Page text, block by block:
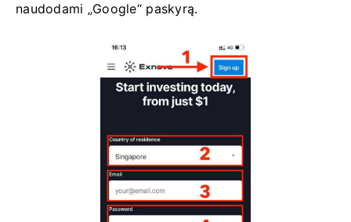
naudodami „Google“ paskyrą.